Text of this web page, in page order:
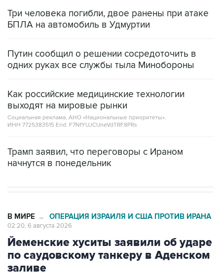
Путин сообщил о решении сосредоточить в
Как российские медицинские технологии
Социальная реклама, АНО «Национальные приоритеты».
ИНН 7725383515 Erid: F7NfYUJCUneVdTRF8PRs
Йеменские хуситы заявили об ударе
по саудовскому танкеру в Аденском
заливе
Москва. 6 августа. INTERFAX.RU - Саудовский